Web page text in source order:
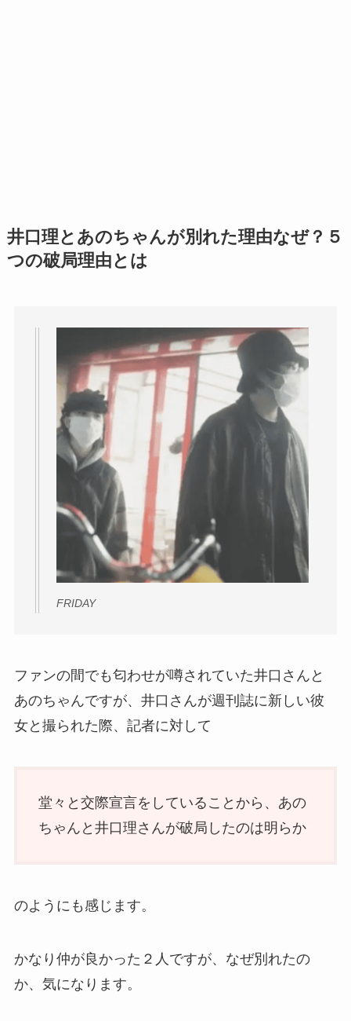
井口理とあのちゃんが別れた理由なぜ？５
つの破局理由とは
FRIDAY
ファンの間でも匂わせが噂されていた井口さんと
あのちゃんですが、井口さんが週刊誌に新しい彼
女と撮られた際、記者に対して
堂々と交際宣言をしていることから、あの
ちゃんと井口理さんが破局したのは明らか
のようにも感じます。
かなり仲が良かった２人ですが、なぜ別れたの
か、気になります。